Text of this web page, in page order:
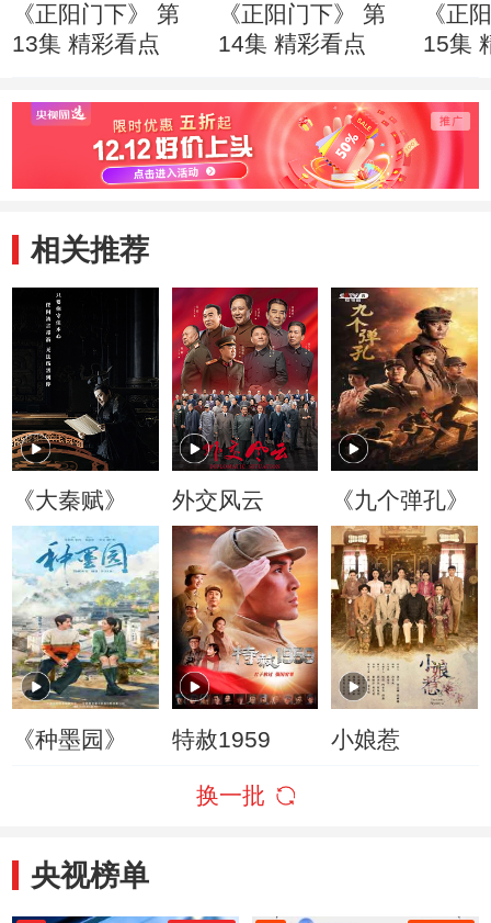
《正阳门下》 第
13集 精彩看点
《正阳门下》 第
14集 精彩看点
《正
15集
相关推荐
《大秦赋》 外交风云 《九个弹孔》
《种墨园》 特赦1959 小娘惹
换一批
央视榜单